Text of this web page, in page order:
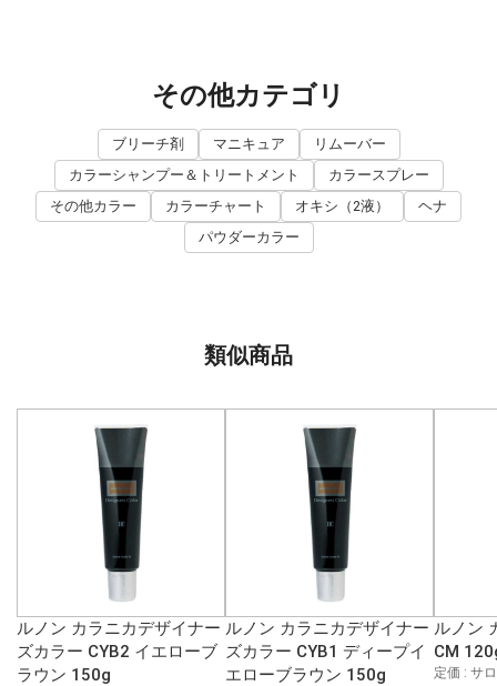
その他カテゴリ
ブリーチ剤 マニキュア
リムーバー
カラーシャンプー＆トリートメント
カラースプレー
その他カラー
カラーチャート オキシ（2液）
ヘナ
パウダーカラー
類似商品
ルノン カラニカデザイナー
ズカラー CYB2 イエローブ
ラウン 150g
ルノン カラニカデザイナー
ズカラー CYB1 ディープイ
エローブラウン 150g
ルノン
CM
定価 : サ